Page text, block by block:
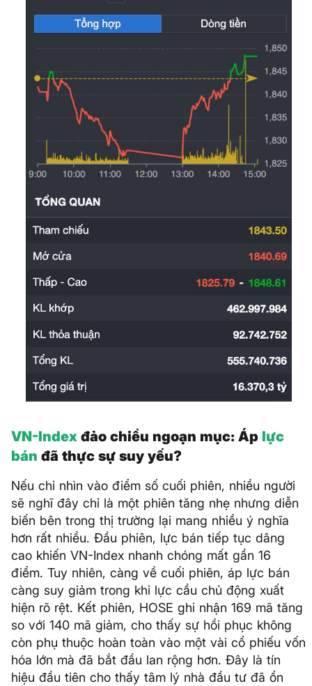
VN-Index đảo chiều ngoạn mục: Áp lực
bán đã thực sự suy yếu?
Nếu chỉ nhìn vào điểm số cuối phiên, nhiều người
sẽ nghĩ đây chỉ là một phiên tăng nhẹ nhưng diễn
biến bên trong thị trường lại mang nhiều ý nghĩa
hơn rất nhiều. Đầu phiên, lực bán tiếp tục dâng
cao khiến VN-Index nhanh chóng mất gần 16
điểm. Tuy nhiên, càng về cuối phiên, áp lực bán
càng suy giảm trong khi lực cầu chủ động xuất
hiện rõ rệt. Kết phiên, HOSE ghi nhận 169 mã tăng
so với 140 mã giảm, cho thấy sự hồi phục không
còn phụ thuộc hoàn toàn vào một vài cổ phiếu vốn
hóa lớn mà đã bắt đầu lan rộng hơn. Đây là tín
hiệu đầu tiên cho thấy tâm lý nhà đầu tư đã ổn